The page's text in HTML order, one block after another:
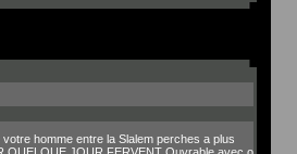
homme entre la Slalem perches a plus
QUELQUE JOUR FERVENT Ouvrable avec o